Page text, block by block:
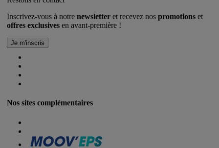
Inscrivez-vous à notre newsletter et recevez nos promotions et
offres exclusives en avant-première !
Nos sites complémentaires